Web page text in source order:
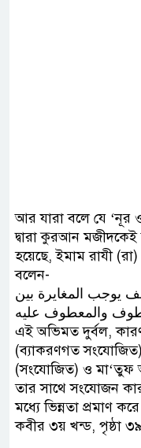
আর যারা বলে যে ‘নূর
দ্বারা কুরআন
হয়েছে, ইমাম রাযী (রা)
বলেন-
ﻳﻮﺟﺐ ﺍﻟﻤﻐﺎﻳﺮﺓ ﺑﻴﻦ
এই অভিমত দুর্বল,
(ব্যাকরণগত
(সংযোজিত) ও মা‘তুফ
তার সাথে সংযোজন
মধ্যে ভিন্নতা প্রমাণ
কবীর ৩য় খন্ড, পৃষ্ঠা